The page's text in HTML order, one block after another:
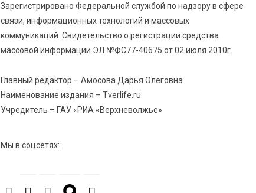
7 Авг 2026 19:02 428
Ботанические лаборатории в школах: Тверская
область запускает масштабный экопроект
В Ржеве чествовали работников строительной
Зарегистрировано Федеральной службой по надзору в сфере
связи, информационных технологий и массовых
коммуникаций. Свидетельство о регистрации средства
массовой информации ЭЛ №ФС77-40675 от 02 июля 2010г.
Главный редактор – Амосова Дарья Олеговна
Наименование издания – Tverlife.ru
Учредитель – ГАУ «РИА «Верхневолжье»
Мы в соцсетях: